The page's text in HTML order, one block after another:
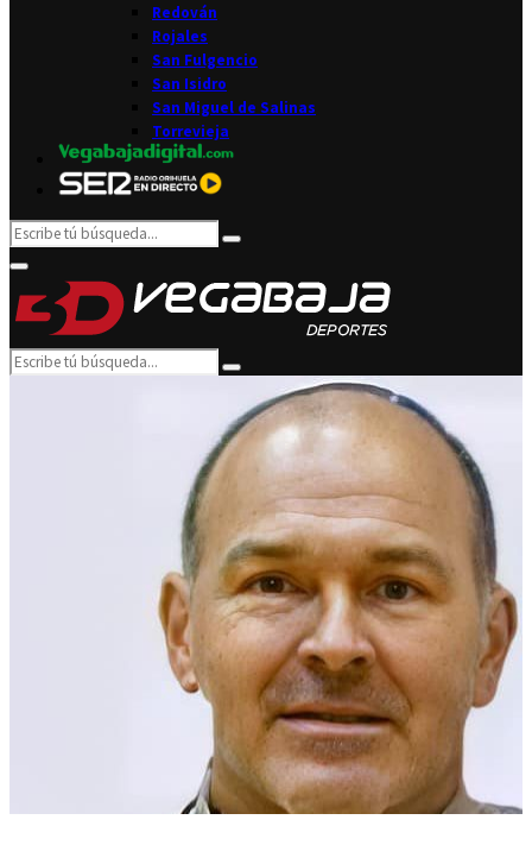
Redován
Rojales
San Fulgencio
San Isidro
San Miguel de Salinas
Torrevieja
Search
for:
Search
Primary
Menu
Search
for:
Search